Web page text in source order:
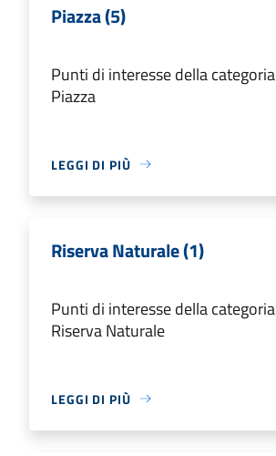
Piazza (5)
Punti di interesse della categoria
Piazza
LEGGI DI PIÙ
Riserva Naturale (1)
Punti di interesse della categoria
Riserva Naturale
LEGGI DI PIÙ